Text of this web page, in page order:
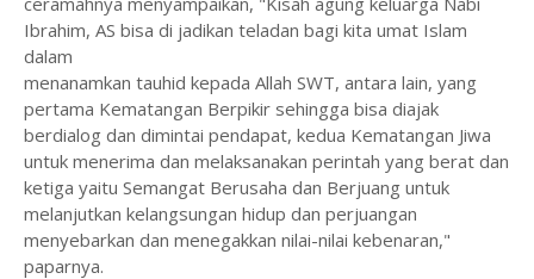
Ibrahim, AS bisa di jadikan teladan bagi kita umat Islam
dalam
menanamkan tauhid kepada Allah SWT, antara lain, yang
pertama Kematangan Berpikir sehingga bisa diajak
berdialog dan dimintai pendapat, kedua Kematangan Jiwa
untuk menerima dan melaksanakan perintah yang berat dan
ketiga yaitu Semangat Berusaha dan Berjuang untuk
melanjutkan kelangsungan hidup dan perjuangan
menyebarkan dan menegakkan nilai-nilai kebenaran,"
paparnya.